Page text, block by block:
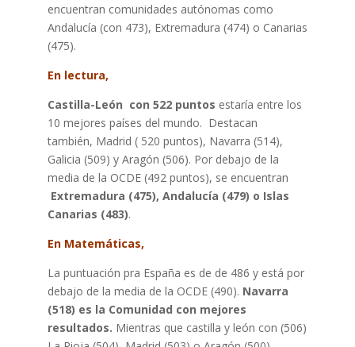
encuentran comunidades autónomas como
Andalucía (con 473), Extremadura (474) o Canarias
(475).
En lectura,
Castilla-León con 522 puntos estaría entre los
10 mejores países del mundo. Destacan
también, Madrid ( 520 puntos), Navarra (514),
Galicia (509) y Aragón (506). Por debajo de la
media de la OCDE (492 puntos), se encuentran
Extremadura (475), Andalucía (479) o Islas
Canarias (483).
En Matemáticas,
La puntuación pra España es de de 486 y está por
debajo de la media de la OCDE (490). Navarra
(518) es la Comunidad con mejores
resultados. Mientras que castilla y león con (506)